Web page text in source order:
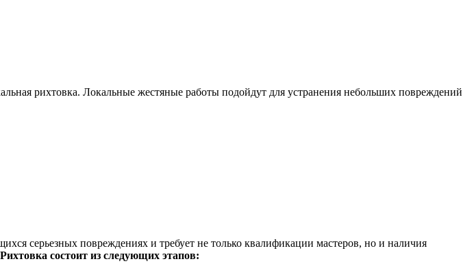
рихтовка. Локальные жестяные работы подойдут для устранения небольших повреждений
серьезных повреждениях и требует не только квалификации мастеров, но и наличия
Рихтовка состоит из следующих этапов: